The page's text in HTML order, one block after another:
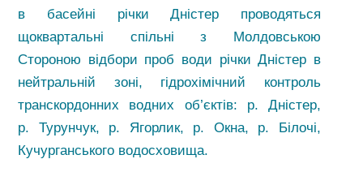
в басейні річки Дністер проводяться
щоквартальні спільні з Молдовською
Стороною відбори проб води річки Дністер в
нейтральній зоні, гідрохімічний контроль
транскордонних водних об’єктів: р. Дністер,
р. Турунчук, р. Ягорлик, р. Окна, р. Білочі,
Кучурганського водосховища.